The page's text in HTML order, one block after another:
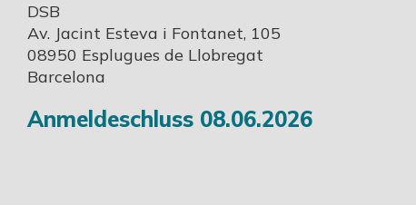
DSB
Av. Jacint Esteva i Fontanet, 105
08950 Esplugues de Llobregat
Barcelona
Anmeldeschluss 08.06.2026